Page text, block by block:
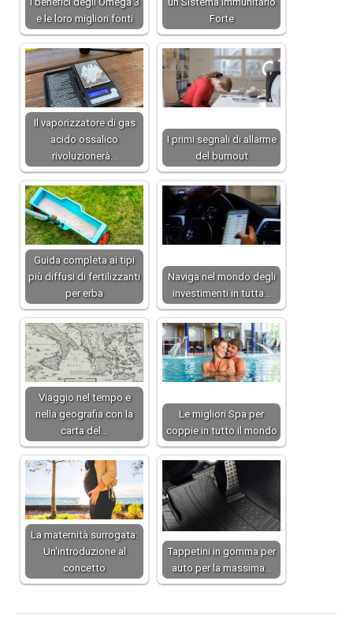
e le loro migliori fonti
Forte
Il vaporizzatore di gas
acido ossalico
rivoluzionerà…
I primi segnali di allarme
del burnout
Guida completa ai tipi
più diffusi di fertilizzanti
per erba
Naviga nel mondo degli
investimenti in tutta…
Viaggio nel tempo e
nella geografia con la
carta del…
Le migliori Spa per
coppie in tutto il mondo
La maternità surrogata:
Un'introduzione al
concetto
Tappetini in gomma per
auto per la massima…